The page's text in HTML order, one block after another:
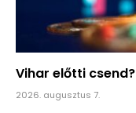
Vihar előtti
2026. augusztus 7.